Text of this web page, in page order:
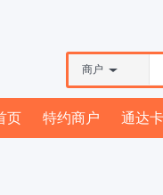
商户
页 特约商户 通达卡